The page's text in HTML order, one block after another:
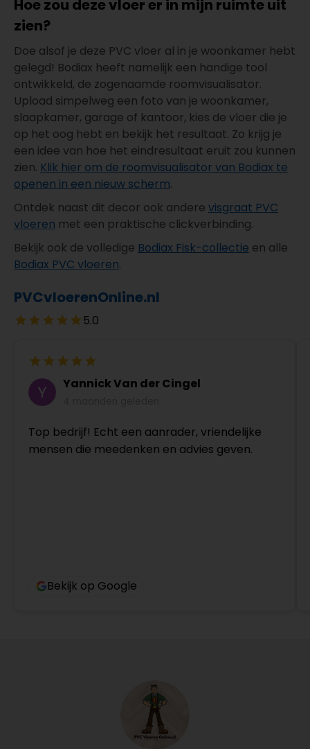
Hoe zou deze vloer er in mijn ruimte uit
zien?
Doe alsof je deze PVC vloer al in je woonkamer hebt
gelegd! Bodiax heeft namelijk een handige tool
ontwikkeld, de zogenaamde roomvisualisator.
Upload simpelweg een foto van je woonkamer,
slaapkamer, garage of kantoor, kies de vloer die je
op het oog hebt en bekijk het resultaat. Zo krijg je
een idee van hoe het eindresultaat eruit zou kunnen
zien. Klik hier om de roomvisualisator van Bodiax te
openen in een nieuw scherm.
Ontdek naast dit decor ook andere visgraat PVC
vloeren met een praktische clickverbinding.
Bekijk ook de volledige Bodiax Fisk-collectie en alle
Bodiax PVC vloeren.
PVCvloerenOnline.nl
5.0
Yannick Van der Cingel
Top bedrijf! Echt een aanrader, vriendelijke
mensen die meedenken en advies geven.
Bekijk op Google